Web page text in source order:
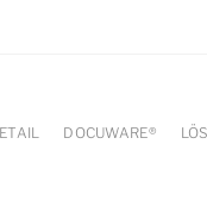
DOCUWARE®